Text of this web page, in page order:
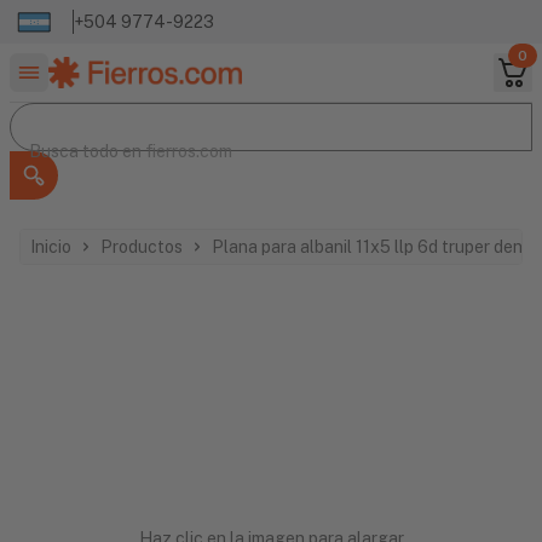
+504 9774-9223
0
Buscar productos
Busca todo en
Busca todo enfierros.com
Inicio Productos Plana para albanil 11x5 llp 6d truper dent